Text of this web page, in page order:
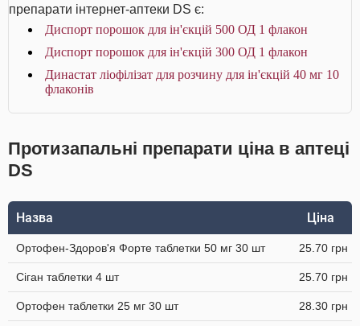
препарати інтернет-аптеки DS є:
Диспорт порошок для ін'єкцій 500 ОД 1 флакон
Диспорт порошок для ін'єкцій 300 ОД 1 флакон
Династат ліофілізат для розчину для ін'єкцій 40 мг 10
флаконів
Протизапальні препарати ціна в аптеці
DS
Назва Ціна
Ортофен-Здоров'я Форте таблетки 50 мг 30 шт 25.70 грн
Сіган таблетки 4 шт 25.70 грн
Ортофен таблетки 25 мг 30 шт 28.30 грн